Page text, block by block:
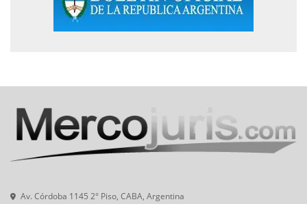
Av. Córdoba 1145 2° Piso, CABA, Argentina